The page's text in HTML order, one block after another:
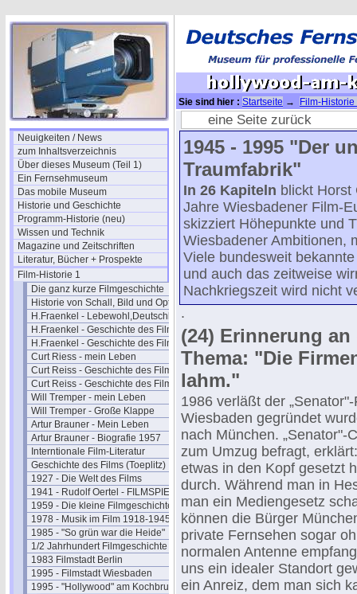
Neuigkeiten / News
zum Inhaltsverzeichnis
Über dieses Museum (Teil 1)
Ein Fernsehmuseum
Das mobile Museum
Historie und Geschichte
Programm-Historie (neu)
Wissen und Technik
Magazine und Zeitschriften
Literatur, Bücher + Prospekte
Film-Historie 1
Die ganz kurze Filmgeschichte
Historie von Schall, Bild und Optik
H.Fraenkel - Lebewohl,Deutschland
H.Fraenkel - Geschichte des Films 1
H.Fraenkel - Geschichte des Films 2
Curt Riess - mein Leben
Curt Reiss - Geschichte des Films I
Curt Reiss - Geschichte des Films II
Will Tremper - mein Leben
Will Tremper - Große Klappe
Artur Brauner - Mein Leben
Artur Brauner - Biografie 1957
Interntionale Film-Literatur
Geschichte des Films (Toeplitz)
1927 - Die Welt des Films
1941 - Rudolf Oertel - FILMSPIEGEL
1959 - Die kleine Filmgeschichte
1978 - Musik im Film 1918-1945
1985 - "So grün war die Heide"
1/2 Jahrhundert Filmgeschichte
1983 Filmstadt Berlin
1995 - Filmstadt Wiesbaden
1995 - "Hollywood" am Kochbrunnen
Sie sind hier : Startseite →
Film-Historie
kochbrunnen-24
eine Seite zurück
1945 - 1995 "Der
Traumfabrik"
In 26 Kapiteln blickt Horst
Jahre Wiesbadener Film-
skizziert Höhepunkte und
Wiesbadener Ambitionen,
Viele bundesweit
und auch das zeitweise
Nachkriegszeit wird nicht
.
(24) Erinnerung
Thema: "Die
lahm."
1986 verläßt der
Wiesbaden gegründet
nach München. „Senator"-
zum Umzug befragt,
etwas in den Kopf gesetzt
durch. Während man in
man ein Mediengesetz
können die Bürger
private Fernsehen sogar
normalen Antenne
uns ein idealer Standort
ein Anreiz, dem man sich